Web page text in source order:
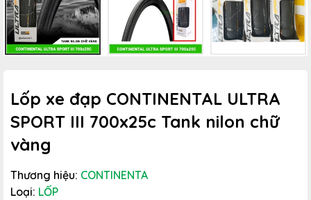
Lốp xe đạp CONTINENTAL ULTRA
SPORT III 700x25c Tank nilon chữ
vàng
Thương hiệu: CONTINENTA
Loại: LỐP